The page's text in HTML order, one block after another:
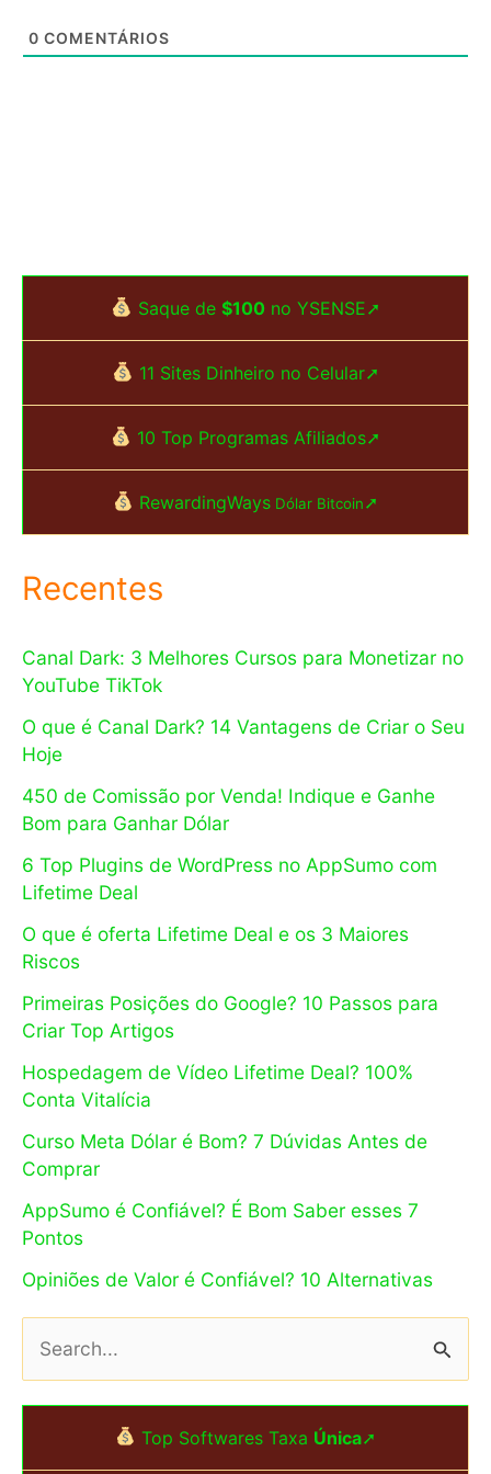
0 COMENTÁRIOS
Saque de $100no YSENSE➚
11 Sites Dinheiro no Celular➚
10 Top Programas Afiliados➚
RewardingWays Dólar Bitcoin➚
Recentes
Canal Dark: 3 Melhores Cursos para Monetizar no
YouTube TikTok
O que é Canal Dark? 14 Vantagens de Criar o Seu
Hoje
450 de Comissão por Venda! Indique e Ganhe
Bom para Ganhar Dólar
6 Top Plugins de WordPress no AppSumo com
Lifetime Deal
O que é oferta Lifetime Deal e os 3 Maiores
Riscos
Primeiras Posições do Google? 10 Passos para
Criar Top Artigos
Hospedagem de Vídeo Lifetime Deal? 100%
Conta Vitalícia
Curso Meta Dólar é Bom? 7 Dúvidas Antes de
Comprar
AppSumo é Confiável? É Bom Saber esses 7
Pontos
Opiniões de Valor é Confiável? 10 Alternativas
s
Top Softwares Taxa Única➚